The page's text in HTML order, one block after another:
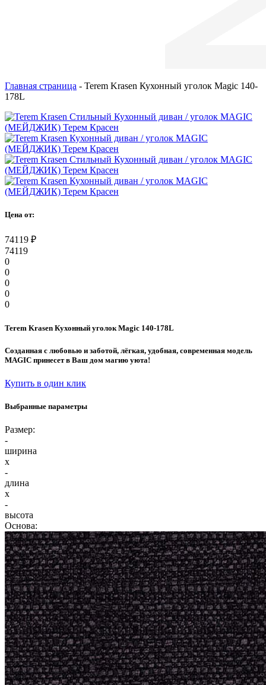
Главная страница - Terem Krasen Кухонный уголок Magic 140-
178L
Цена от:
74119 ₽
74119
0
0
0
0
0
Terem Krasen Кухонный уголок Magic 140-178L
Созданная с любовью и заботой, лёгкая, удобная, современная модель
MAGIC принесет в Ваш дом магию уюта!
Купить в один клик
Выбранные параметры
Размер:
-
ширина
x
-
длина
x
-
высота
Основа: